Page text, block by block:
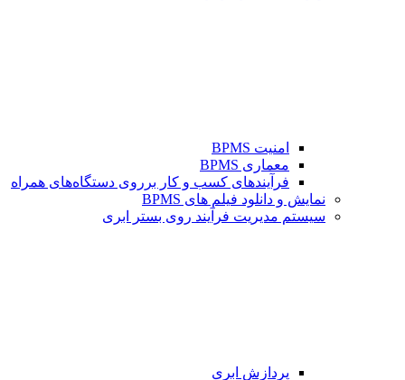
امنیت BPMS
معماری BPMS
فرآیندهای کسب و کار برروی دستگاه‌های همراه
نمایش و دانلود فیلم های BPMS
سیستم مدیریت فرآیند روی بستر ابری
پردازش ابری